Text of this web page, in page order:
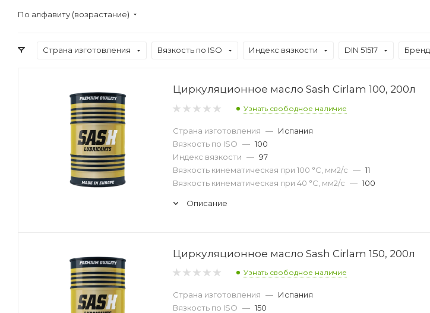
По алфавиту (возрастание)
Страна изготовления Вязкость по ISO Индекс вязкости DIN 51517 Бренд
Циркуляционное масло Sash Cirlam 100, 200л
Узнать свободное наличие
Страна изготовления — Испания
Вязкость по ISO — 100
Индекс вязкости — 97
Вязкость кинематическая при 100 °С, мм2/с — 11
Вязкость кинематическая при 40 °С, мм2/с — 100
Описание
Циркуляционное масло Sash Cirlam 150, 200л
Узнать свободное наличие
Страна изготовления — Испания
Вязкость по ISO — 150